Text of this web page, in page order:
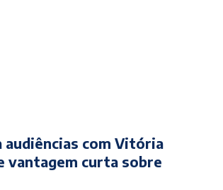
audiências com Vitória
vantagem curta sobre